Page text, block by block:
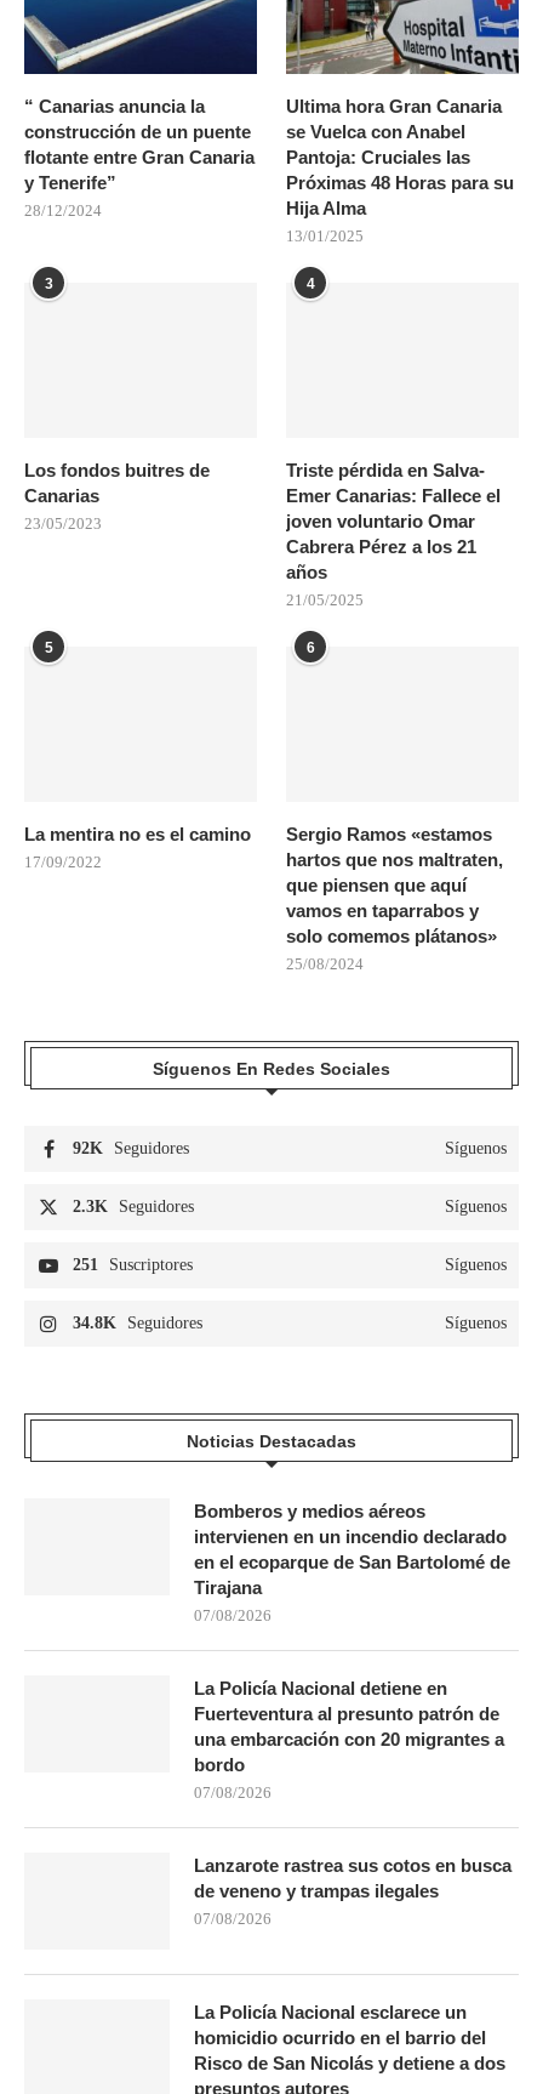
“ Canarias anuncia la
construcción de un puente
flotante entre Gran Canaria
y Tenerife”
28/12/2024
Ultima hora Gran Canaria
se Vuelca con Anabel
Pantoja: Cruciales las
Próximas 48 Horas para su
Hija Alma
13/01/2025
3
Los fondos buitres de
Canarias
23/05/2023
4
Triste pérdida en Salva-
Emer Canarias: Fallece el
joven voluntario Omar
Cabrera Pérez a los 21
años
21/05/2025
5
La mentira no es el camino
17/09/2022
6
Sergio Ramos «estamos
hartos que nos maltraten,
que piensen que aquí
vamos en taparrabos y
solo comemos plátanos»
25/08/2024
Síguenos En Redes Sociales
92K Seguidores Síguenos
2.3K Seguidores Síguenos
251 Suscriptores Síguenos
34.8K Seguidores Síguenos
Noticias Destacadas
Bomberos y medios aéreos
intervienen en un incendio declarado
en el ecoparque de San Bartolomé de
Tirajana
07/08/2026
La Policía Nacional detiene en
Fuerteventura al presunto patrón de
una embarcación con 20 migrantes a
bordo
07/08/2026
Lanzarote rastrea sus cotos en busca
de veneno y trampas ilegales
07/08/2026
La Policía Nacional esclarece un
homicidio ocurrido en el barrio del
Risco de San Nicolás y detiene a dos
presuntos autores